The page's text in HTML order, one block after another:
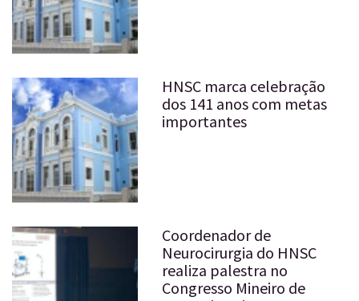
HNSC marca celebração
dos 141 anos com metas
importantes
Coordenador de
Neurocirurgia do HNSC
realiza palestra no
Congresso Mineiro de